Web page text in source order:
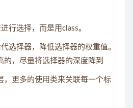
行选择，而是用class。
选择器，降低选择器的权重值。
的，尽量将选择器的深度降到
，更多的使用类来关联每一个标